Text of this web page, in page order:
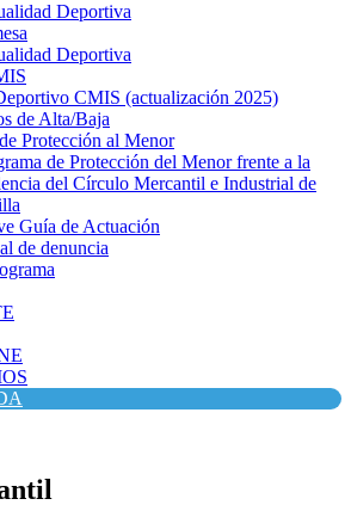
Deportiva
Deportiva
CMIS (actualización 2025)
de Alta/Baja
Protección al Menor
de Protección del Menor frente a la
del Círculo Mercantil e Industrial de
Guía de Actuación
de denuncia